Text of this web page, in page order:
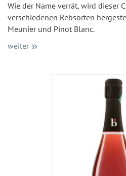
Wie der Name verrät, wird dieser
verschiedenen Rebsorten
Meunier und Pinot Blanc.
weiter